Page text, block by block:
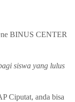
BINUS CENTER
siswa yang lulus
Ciputat, anda bisa